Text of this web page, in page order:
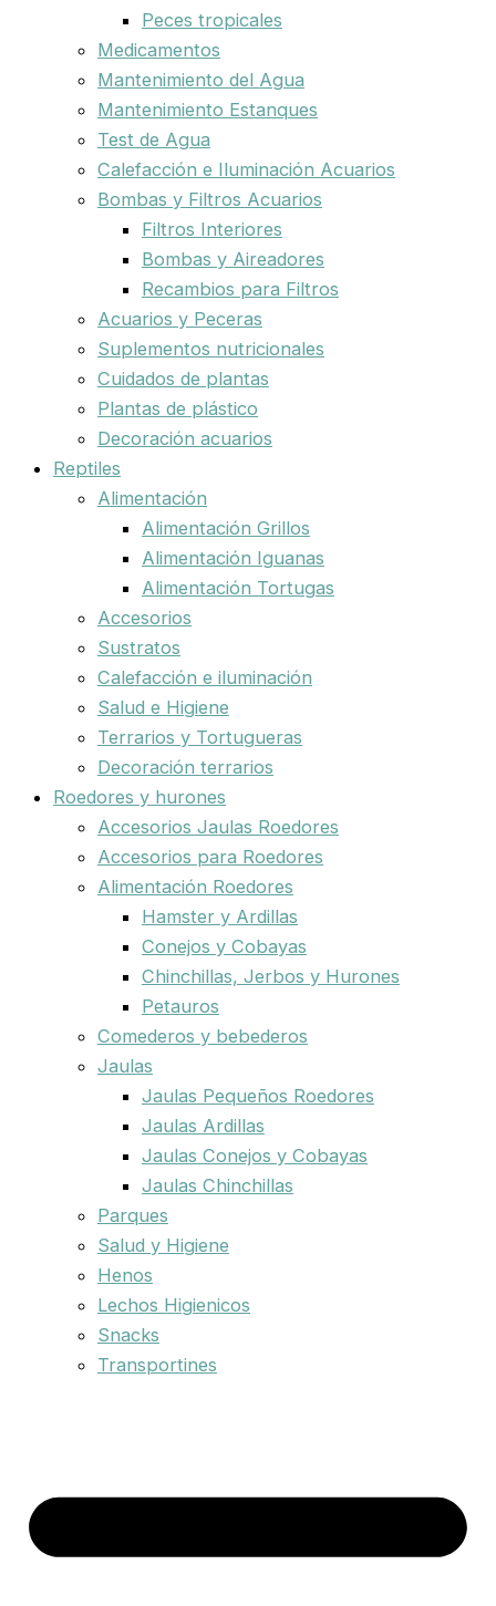
Peces tropicales
Medicamentos
Mantenimiento del Agua
Mantenimiento Estanques
Test de Agua
Calefacción e Iluminación Acuarios
Bombas y Filtros Acuarios
Filtros Interiores
Bombas y Aireadores
Recambios para Filtros
Acuarios y Peceras
Suplementos nutricionales
Cuidados de plantas
Plantas de plástico
Decoración acuarios
Reptiles
Alimentación
Alimentación Grillos
Alimentación Iguanas
Alimentación Tortugas
Accesorios
Sustratos
Calefacción e iluminación
Salud e Higiene
Terrarios y Tortugueras
Decoración terrarios
Roedores y hurones
Accesorios Jaulas Roedores
Accesorios para Roedores
Alimentación Roedores
Hamster y Ardillas
Conejos y Cobayas
Chinchillas, Jerbos y Hurones
Petauros
Comederos y bebederos
Jaulas
Jaulas Pequeños Roedores
Jaulas Ardillas
Jaulas Conejos y Cobayas
Jaulas Chinchillas
Parques
Salud y Higiene
Henos
Lechos Higienicos
Snacks
Transportines